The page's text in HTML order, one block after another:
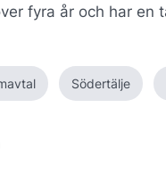
fyra år och har en
Södertälje